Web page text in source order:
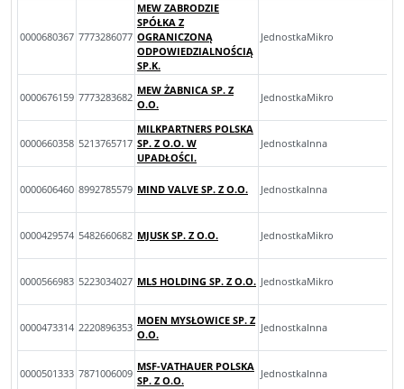
0000680367 7773286077
MEW ZABRODZIE
SPÓŁKA Z
OGRANICZONĄ
ODPOWIEDZIALNOŚCIĄ
SP.K.
JednostkaMikro
0000676159 7773283682
MEW ŻABNICA SP. Z
O.O.
JednostkaMikro
0000660358 5213765717
MILKPARTNERS POLSKA
SP. Z O.O. W
UPADŁOŚCI.
JednostkaInna
0000606460 8992785579 MIND VALVE SP. Z O.O. JednostkaInna
0000429574 5482660682 MJUSK SP. Z O.O. JednostkaMikro
0000566983 5223034027 MLS HOLDING SP. Z O.O. JednostkaMikro
0000473314 2220896353
MOEN MYSŁOWICE SP. Z
O.O.
JednostkaInna
0000501333 7871006009
MSF-VATHAUER POLSKA
SP. Z O.O.
JednostkaInna